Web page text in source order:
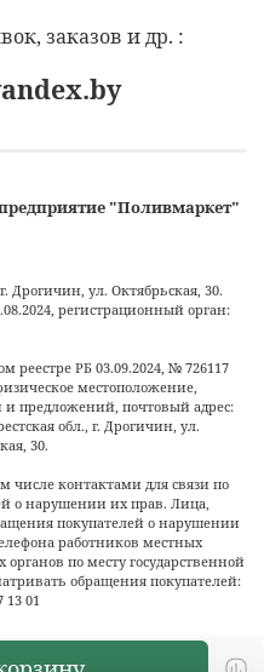
заказов и др. :
"Поливмаркет"
Дрогичин, ул. Октябрьская, 30.
регистрационный орган:
реестре РБ 03.09.2024, № 726117
местоположение,
предложений, почтовый адрес:
обл., г. Дрогичин, ул.
30.
числе контактами для связи по
о нарушении их прав. Лица,
покупателей о нарушении
работников местных
по месту государственной
обращения покупателей:
13 01